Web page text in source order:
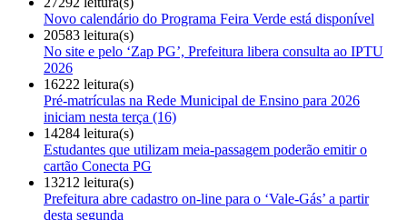
Novo calendário do Programa Feira Verde está disponível
20583 leitura(s)
No site e pelo ‘Zap PG’, Prefeitura libera consulta ao IPTU
2026
16222 leitura(s)
Pré-matrículas na Rede Municipal de Ensino para 2026
iniciam nesta terça (16)
14284 leitura(s)
Estudantes que utilizam meia-passagem poderão emitir o
cartão Conecta PG
13212 leitura(s)
Prefeitura abre cadastro on-line para o ‘Vale-Gás’ a partir
desta segunda